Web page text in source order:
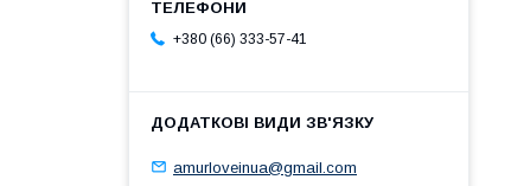
+380 (66) 333-57-41
amurloveinua@gmail.com